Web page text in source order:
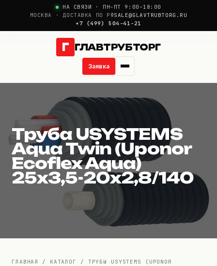
НА СВЯЗИ · ПН–ПТ 9:00–18:00
МОСКВА · ДОСТАВКА ПО РФSALE@GLAVTRUBTORG.RU
+7 (499) 504-41-21
Г ГЛАВТРУБТОРГ
Новости
Продукция
Услуги
Заявка
Труба USYSTEMS
Труба USYSTEMS
Aqua Twin (Uponor
Ecoflex Aqua)
25x3,5-20x2,8/140
ГЛАВНАЯ / КАТАЛОГ / ТРУБЫ USYSTEMS (UPONOR